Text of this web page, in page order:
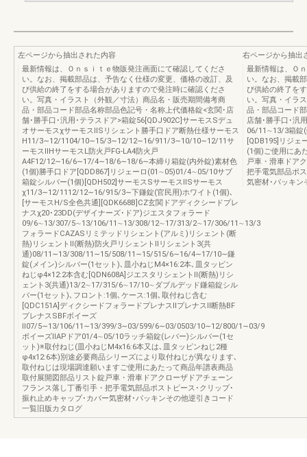
左ページから抽出された内容
最新情報は、Ｏｎｓｉｔｅ物販発注画面にて確認してくださ
い。なお、掲載部品は、予告なく仕様の変更、価格の改訂、及
び供給の終了をする場合がありますので発注時に確認くださ
い。写真・イラスト（外観／寸法）商品名・販売期間備考商
品・部品コード部品名称部品色記号・名称上代価格錠<玄関･店
舗･勝手口･汎用･テラスドア>箱錠56[QDJ902C]サーモスSデュ
オサーモスχサーモスⅡSリシェント勝手口ドア断熱仕様サーモス
H11/3∼12/1104/10∼15/3∼12/12∼16/911/3∼10/10∼12/11サ
ーモスⅡHサーモスL防火戸FG-LA4防火戸
A4F12/12∼16/6∼17/4∼18/6∼18/6∼本締り箱錠(内外錠)素材色
(1個)勝手口ドア[QDD867]リジェーロ(01∼05)01/4∼05/10サブ
箱錠シルバー(1個)[QDH502]サーモスSサーモスⅡSサーモス
χ11/3∼12/1112/12∼16/915/3∼下鎌錠(官民用)ホワイト(1個)､
[サーモスH/S全色共通][QDK668B]CZ玄関ドアディクシードプレ
ナスχ20･23DD(デザイナーズ･ドア)ジエスタフォラード
09/6∼13/307/5∼13/106/11∼13/308/12∼17/313/2∼17/306/11∼13/3
フォラードCAZASリミテッドリシェント(アルミ)リシェント(断
熱)リシェントⅡ(断熱)防火戸リシェントⅡリシェント3(共
通)08/11∼13/308/11∼15/508/11∼15/515/6∼16/4∼17/10∼鎌
錠(メイン)シルバー(1セット)､皿小ねじM4×16:2本､皿タッピン
ねじφ4×12:2本含む[QDN608A]ジエスタリシェントⅡ(断熱)リシ
ェント3(共通)13/2∼17/315/6∼17/10∼ダブルデッド鎌箱錠シル
バー(1セット)､フロント:1個､ケース:1個､取付ねじ含む
[QDC151A]ディクシードフォラードプレナスⅡプレナスⅡ断熱BF
プレナスSBFボイーズ
Ⅱ07/5∼13/106/11∼13/399/3∼03/599/6∼03/0503/10∼12/800/1∼03/9
ボイーズⅡAPドア01/4∼05/10ラッチ箱錠(レバー)シルバー(1セ
ット)※取付ねじ(皿小ねじM4x16:6本又は､皿タッピンねじ2種
φ4x12:6本)別途必要商品シリーズにより取付ねじが異なります､
取付ねじは現場調達願いますご使用にあたって商品年譜表商品
取付展開図部品リスト錠戸車・滑車ドアクローザドアチェーン
フランス落し丁番引手・把手電気部品ポストピース･クリップ･
振れ止めキャップ･カバー気密材･パッキンその他逆引きコード
一覧旧版カタログ
右ページから抽出
最新情報は、Ｏ
い。なお、掲載
び供給の終了を
い。写真・イラ
品・部品コード
店舗･勝手口･汎
06/11∼13/3箱錠(
[QDB195]リジェ
(1個)ご使用にあ
戸車・滑車ドア
把手電気部品ポ
気密材･パッキン